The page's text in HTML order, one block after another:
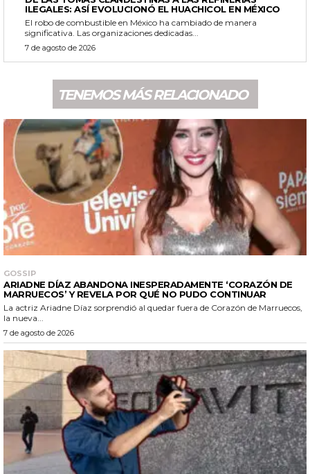
ILEGALES: ASÍ EVOLUCIONÓ EL HUACHICOL EN MÉXICO
El robo de combustible en México ha cambiado de manera
significativa. Las organizaciones dedicadas...
7 de agosto de 2026
TENEMOS MÁS RELACIONADO
GOSSIP
ARIADNE DÍAZ ABANDONA INESPERADAMENTE ‘CORAZÓN DE
MARRUECOS’ Y REVELA POR QUÉ NO PUDO CONTINUAR
La actriz Ariadne Díaz sorprendió al quedar fuera de Corazón de Marruecos,
la nueva...
7 de agosto de 2026